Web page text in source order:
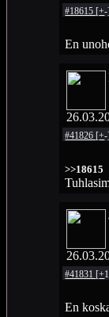
#18615 [+-
En
#41826 [+-
>>18615
#41831 [+1
En